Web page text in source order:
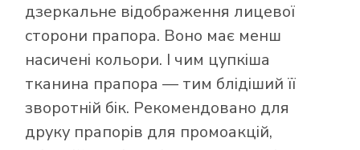
дзеркальне відображення лицевої
сторони прапора. Воно має менш
насичені кольори. І чим цупкіша
тканина прапора — тим блідіший її
зворотній бік. Рекомендовано для
друку прапорів для промоакцій,